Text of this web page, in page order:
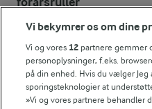
3517 kJ / 841 kcal
ENERGI
Vi bekymrer os om dine
Vi og vores 12 partnere gemmer
personoplysninger, f.eks.
på din enhed. Hvis du vælger
sporingsteknologier at
»Vi og vores partnere behandler